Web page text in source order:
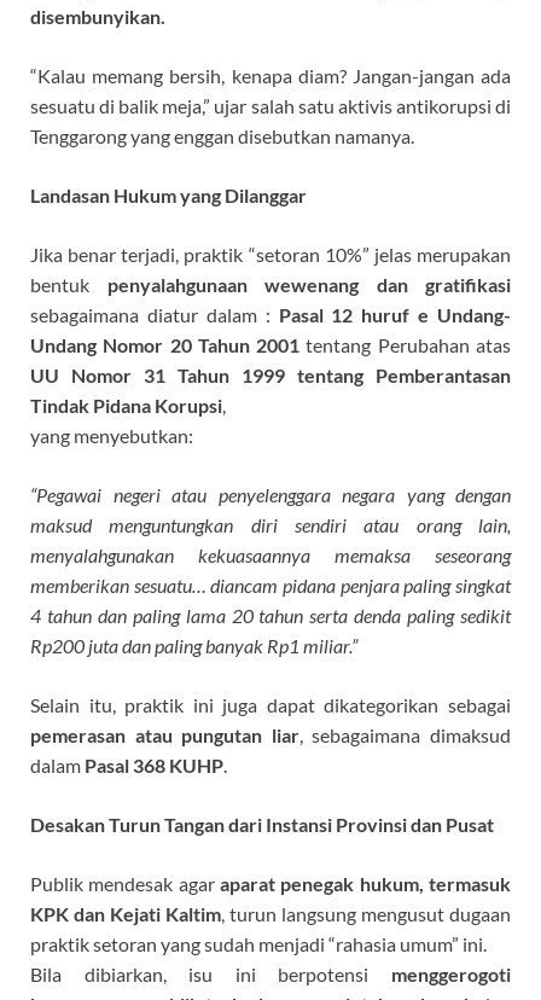
disembunyikan.
“Kalau memang bersih, kenapa diam? Jangan-jangan ada
sesuatu di balik meja,” ujar salah satu aktivis antikorupsi di
Tenggarong yang enggan disebutkan namanya.
Landasan Hukum yang Dilanggar
Jika benar terjadi, praktik “setoran 10%” jelas merupakan
bentuk penyalahgunaan wewenang dan gratifikasi
sebagaimana diatur dalam : Pasal 12 huruf e Undang-
Undang Nomor 20 Tahun 2001 tentang Perubahan atas
UU Nomor 31 Tahun 1999 tentang Pemberantasan
Tindak Pidana Korupsi,
yang menyebutkan:
“Pegawai negeri atau penyelenggara negara yang dengan
maksud menguntungkan diri sendiri atau orang lain,
menyalahgunakan kekuasaannya memaksa seseorang
memberikan sesuatu… diancam pidana penjara paling singkat
4 tahun dan paling lama 20 tahun serta denda paling sedikit
Rp200 juta dan paling banyak Rp1 miliar.”
Selain itu, praktik ini juga dapat dikategorikan sebagai
pemerasan atau pungutan liar, sebagaimana dimaksud
dalam Pasal 368 KUHP.
Desakan Turun Tangan dari Instansi Provinsi dan Pusat
Publik mendesak agar aparat penegak hukum, termasuk
KPK dan Kejati Kaltim, turun langsung mengusut dugaan
praktik setoran yang sudah menjadi “rahasia umum” ini.
Bila dibiarkan, isu ini berpotensi menggerogoti